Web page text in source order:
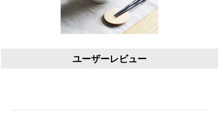
ユーザーレビュー